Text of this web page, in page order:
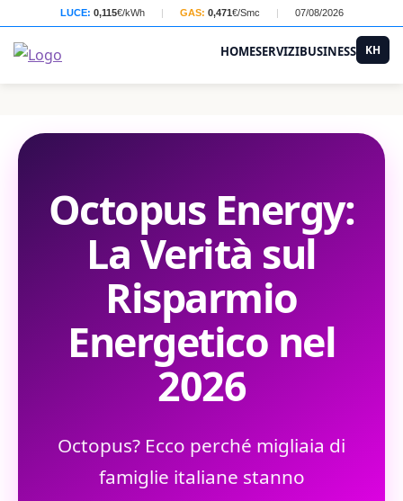
LUCE: 0,115€/kWh | GAS: 0,471€/Smc | 07/08/2026
HOMESERVIZIBUSINESS KH
Octopus Energy:
La Verità sul
Risparmio
Energetico nel
2026
Octopus? Ecco perché migliaia di
famiglie italiane stanno